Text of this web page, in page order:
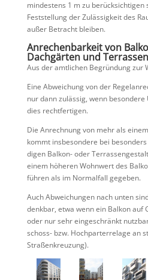
mindes­tens 1 m zu berück­sich­tigen
Feststel­lung der Zuläs­sig­keit des
außer Betracht bleiben.
Anrechen­bar­keit von
Dachgärten und Terrassen
Aus der amtli­chen Begrün­dung zur
Eine Abwei­chung von der
nur dann zulässig, wenn
dies rechtfertigen.
Die Anrech­nung von mehr als
kommt insbe­son­dere bei
digen Balkon- oder
einem höheren Wohnwert des
führen als im Normal­fall gegeben.
Auch Abwei­chungen nach unten
denkbar, etwa wenn ein Balkon auf
oder nur sehr einge­schränkt
schoss- bzw. Hochpar­terre­lage an
Straßenkreuzung).